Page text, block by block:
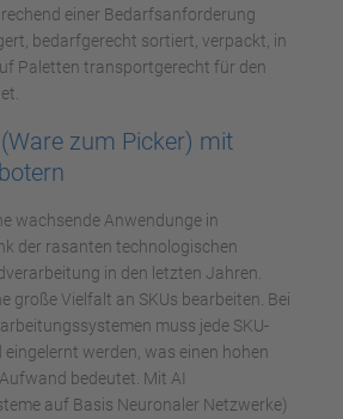
einer Bedarfsanforderung
bedarfgerecht sortiert, verpackt, in
Paletten transportgerecht für den
zum Picker) mit
wachsende Anwendunge in
der rasanten technologischen
in den letzten Jahren.
große Vielfalt an SKUs bearbeiten. Bei
muss jede SKU-
werden, was einen hohen
bedeutet. Mit AI
auf Basis Neuronaler Netzwerke)